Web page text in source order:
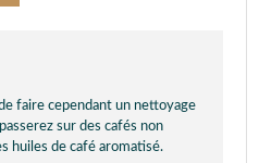
faire cependant un nettoyage
sur des cafés non
huiles de café aromatisé.